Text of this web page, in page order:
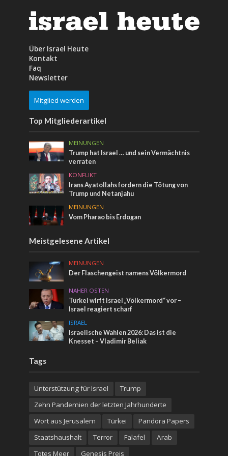
Über Israel Heute
Kontakt
Faq
Newsletter
Mitglied werden
Top Mitgliederartikel
MEINUNGEN
Trump hat Israel … und sein Vermächtnis
verraten
KONFLIKT
Irans Ayatollahs fordern die Tötung von
Trump und Netanjahu
MEINUNGEN
Vom Pharao bis Erdogan
Meistgelesene Artikel
MEINUNGEN
Der Flaschengeist namens Völkermord
NAHER OSTEN
Türkei wirft Israel „Völkermord“ vor –
Israel reagiert scharf
ISRAEL
Israelische Wahlen 2026: Das ist die
Knesset – Vladimir Beliak
Tags
Unterstützung für Israel
Trump
Zehn Pandemien der letzten Jahrhunderte
Wort aus Jerusalem
Türkei
Pandora Papers
Staatshaushalt
Terror Falafel
Arab
Totes Meer
Genesis Preis